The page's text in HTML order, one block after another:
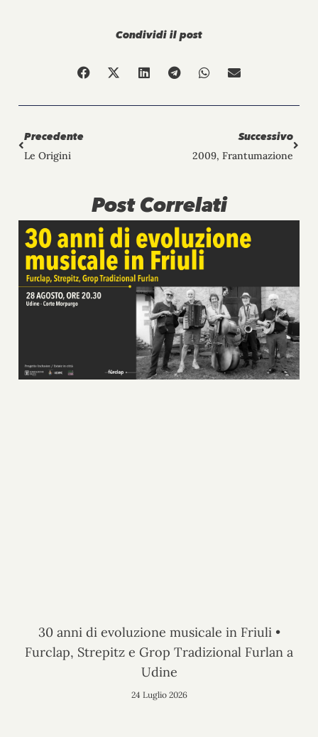
Condividi il post
Precedente
Le Origini
Successivo
2009, Frantumazione
Post Correlati
30 anni di evoluzione musicale in Friuli •
Furclap, Strepitz e Grop Tradizional Furlan a
Udine
24 Luglio 2026